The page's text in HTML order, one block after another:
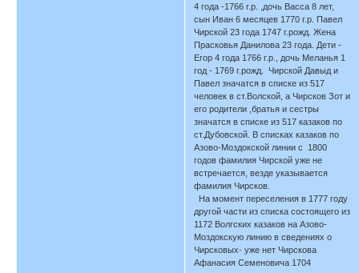
4 года -1766 г.р. ,дочь Васса 8 лет,
сын Иван 6 месяцев 1770 г.р. Павел
Чирской 23 года 1747 г.рожд. Жена
Прасковья Данилова 23 года. Дети -
Егор 4 года 1766 г.р., дочь Меланья 1
год - 1769 г.рожд. Чирской Давыд и
Павел значатся в списке из 517
человек в ст.Волской, а Чирсков Зот и
его родители ,братья и сестры
значатся в списке из 517 казаков по
ст.Дубовской. В списках казаков по
Азово-Моздокской линии с 1800
годов фамилия Чирской уже не
встречается, везде указывается
фамилия Чирсков.
На момент переселения в 1777 году
другой части из списка состоящего из
1172 Волгских казаков на Азово-
Моздокскую линию в сведениях о
Чирсковых- уже нет Чирскова
Афанасия Семеновича 1704